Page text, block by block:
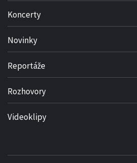
Koncerty
Novinky
Reportáže
Rozhovory
Videoklipy